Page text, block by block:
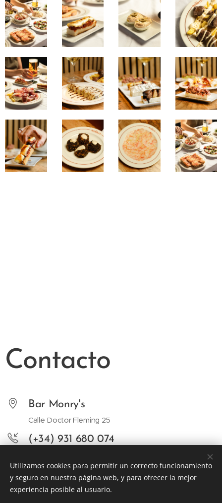
Contacto
Bar Monry's
Calle Doctor Fleming 25
(+34) 931 680 074
info@barmonrys.com
Utilizamos cookies para permitir un correcto funcionamiento
y seguro en nuestra página web, y para ofrecer la mejor
experiencia posible al usuario.